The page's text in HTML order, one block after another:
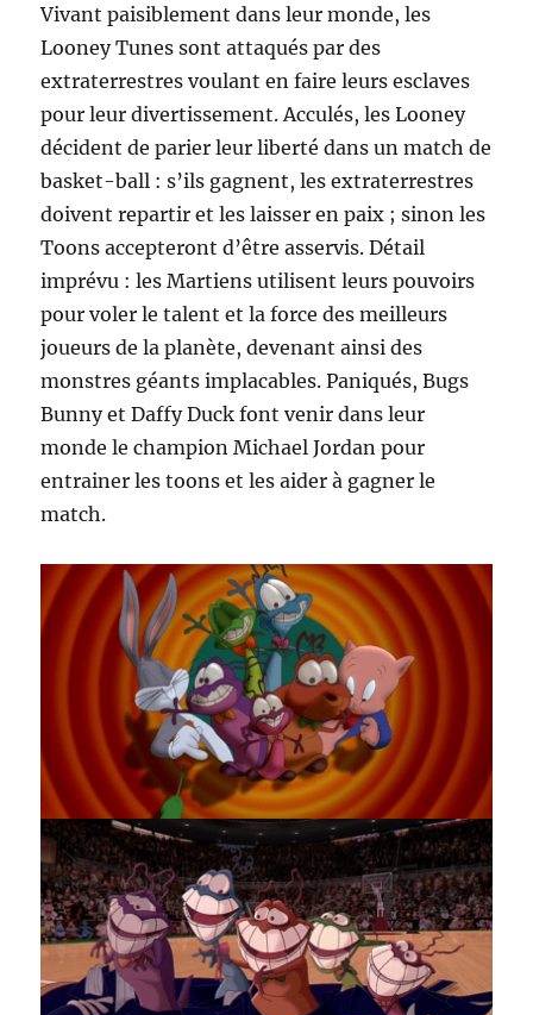
Vivant paisiblement dans leur monde, les
Looney Tunes sont attaqués par des
extraterrestres voulant en faire leurs esclaves
pour leur divertissement. Acculés, les Looney
décident de parier leur liberté dans un match de
basket-ball : s’ils gagnent, les extraterrestres
doivent repartir et les laisser en paix ; sinon les
Toons accepteront d’être asservis. Détail
imprévu : les Martiens utilisent leurs pouvoirs
pour voler le talent et la force des meilleurs
joueurs de la planète, devenant ainsi des
monstres géants implacables. Paniqués, Bugs
Bunny et Daffy Duck font venir dans leur
monde le champion Michael Jordan pour
entrainer les toons et les aider à gagner le
match.